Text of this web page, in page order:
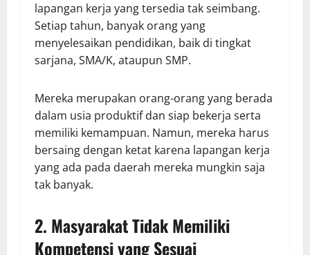
lapangan kerja yang tersedia tak seimbang.
Setiap tahun, banyak orang yang
menyelesaikan pendidikan, baik di tingkat
sarjana, SMA/K, ataupun SMP.
Mereka merupakan orang-orang yang berada
dalam usia produktif dan siap bekerja serta
memiliki kemampuan. Namun, mereka harus
bersaing dengan ketat karena lapangan kerja
yang ada pada daerah mereka mungkin saja
tak banyak.
2. Masyarakat Tidak Memiliki
Kompetensi yang Sesuai